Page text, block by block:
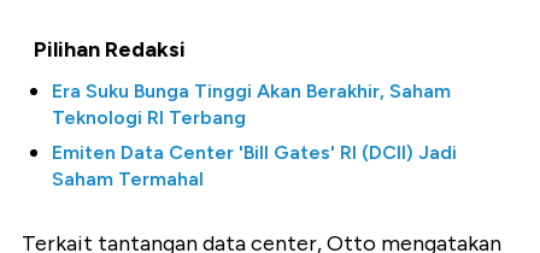
Pilihan Redaksi
Era Suku Bunga Tinggi Akan Berakhir, Saham
Teknologi RI Terbang
Emiten Data Center 'Bill Gates' RI (DCII) Jadi
Saham Termahal
Terkait tantangan data center, Otto mengatakan